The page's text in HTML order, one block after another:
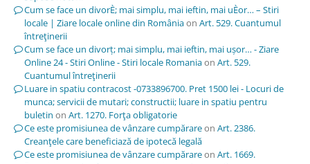
Cum se face un divorÈ; mai simplu, mai ieftin, mai uÈor… – Stiri
locale | Ziare locale online din Româniaon Art. 529. Cuantumul
întreţinerii
Cum se face un divorț; mai simplu, mai ieftin, mai ușor… - Ziare
Online 24 - Stiri Online - Stiri locale Romaniaon Art. 529.
Cuantumul întreţinerii
Luare in spatiu contracost -0733896700. Pret 1500 lei - Locuri de
munca; servicii de mutari; constructii; luare in spatiu pentru
buletin on Art. 1270. Forţa obligatorie
Ce este promisiunea de vânzare cumpărareon Art. 2386.
Creanţele care beneficiază de ipotecă legală
Ce este promisiunea de vânzare cumpărareon Art. 1669.